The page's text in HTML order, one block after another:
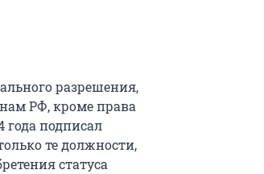
разрешения,
РФ, кроме права
года подписал
те должности,
статуса